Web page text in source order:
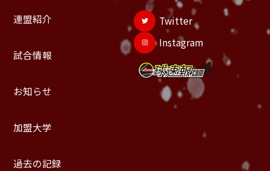
連盟紹介
試合情報
お知らせ
加盟大学
過去の記録
Twitter
Instagram